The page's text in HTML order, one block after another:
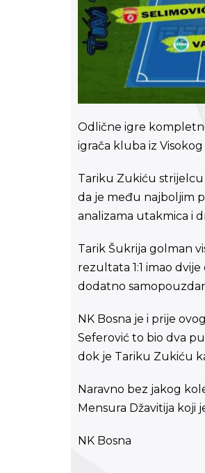
Odlične igre
igrača kluba iz
Tariku Zukiću
da je među najboljim
analizama utakmica i
Tarik Šukrija golman
rezultata 1:1 imao
dodatno
NK Bosna je i prije
Seferović to bio dva
dok je Tariku Zukiću
Naravno bez jakog
Mensura Džavitija koji
NK Bosna